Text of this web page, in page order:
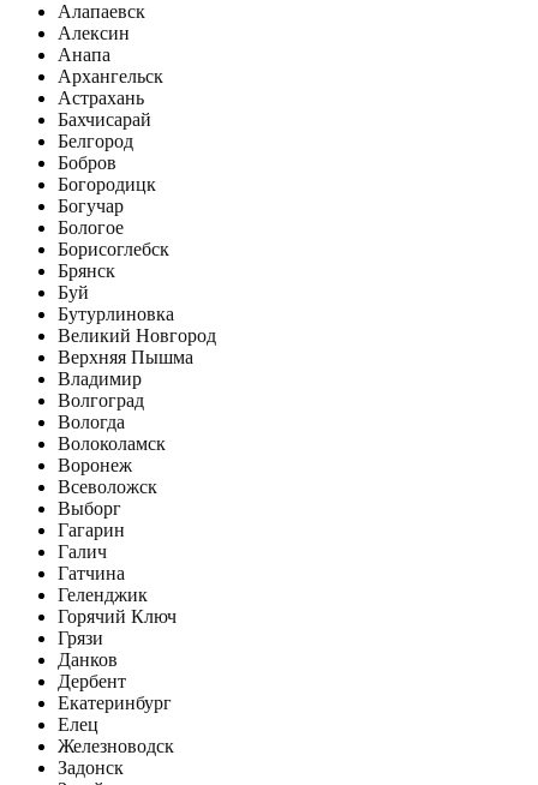
Алапаевск
Алексин
Анапа
Архангельск
Астрахань
Бахчисарай
Белгород
Бобров
Богородицк
Богучар
Бологое
Борисоглебск
Брянск
Буй
Бутурлиновка
Великий Новгород
Верхняя Пышма
Владимир
Волгоград
Вологда
Волоколамск
Воронеж
Всеволожск
Выборг
Гагарин
Галич
Гатчина
Геленджик
Горячий Ключ
Грязи
Данков
Дербент
Екатеринбург
Елец
Железноводск
Задонск